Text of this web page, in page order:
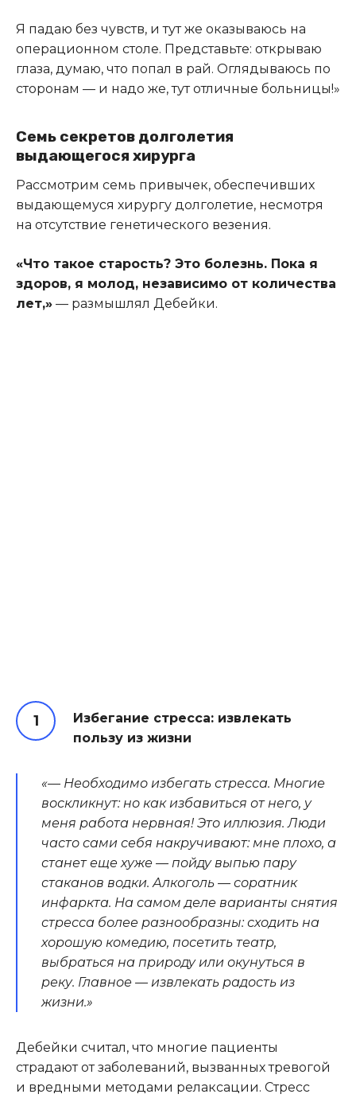
Я падаю без чувств, и тут же оказываюсь на
операционном столе. Представьте: открываю
глаза, думаю, что попал в рай. Оглядываюсь по
сторонам — и надо же, тут отличные больницы!»
Семь секретов долголетия
выдающегося хирурга
Рассмотрим семь привычек, обеспечивших
выдающемуся хирургу долголетие, несмотря
на отсутствие генетического везения.
«Что такое старость? Это болезнь. Пока я
здоров, я молод, независимо от количества
лет,» — размышлял Дебейки.
Избегание стресса: извлекать
пользу из жизни
«— Необходимо избегать стресса. Многие
воскликнут: но как избавиться от него, у
меня работа нервная! Это иллюзия. Люди
часто сами себя накручивают: мне плохо, а
станет еще хуже — пойду выпью пару
стаканов водки. Алкоголь — соратник
инфаркта. На самом деле варианты снятия
стресса более разнообразны: сходить на
хорошую комедию, посетить театр,
выбраться на природу или окунуться в
реку. Главное — извлекать радость из
жизни.»
Дебейки считал, что многие пациенты
страдают от заболеваний, вызванных тревогой
и вредными методами релаксации. Стресс